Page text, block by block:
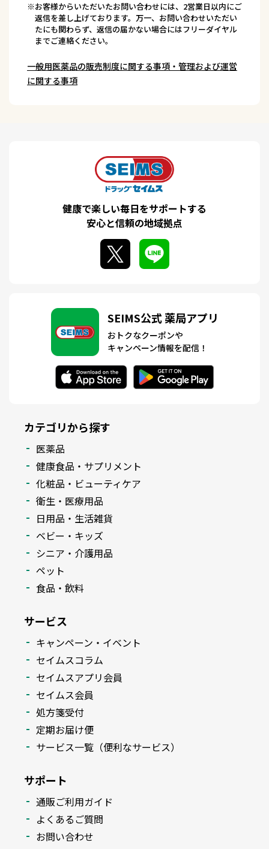
※お客様からいただいたお問い合わせには、2営業日以内にご
返信を差し上げております。万一、お問い合わせいただい
たにも関わらず、返信の届かない場合にはフリーダイヤル
までご連絡ください。
一般用医薬品の販売制度に関する事項・管理および運営
に関する事項
健康で楽しい毎日をサポートする
安心と信頼の地域拠点
SEIMS公式 薬局アプリ
おトクなクーポンや
キャンペーン情報を配信！
カテゴリから探す
医薬品
健康食品・サプリメント
化粧品・ビューティケア
衛生・医療用品
日用品・生活雑貨
ベビー・キッズ
シニア・介護用品
ペット
食品・飲料
サービス
キャンペーン・イベント
セイムスコラム
セイムスアプリ会員
セイムス会員
処方箋受付
定期お届け便
サービス一覧（便利なサービス）
サポート
通販ご利用ガイド
よくあるご質問
お問い合わせ